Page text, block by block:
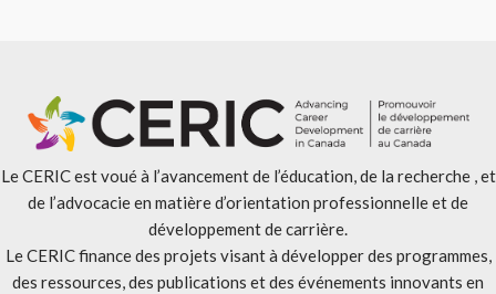
Le CERIC est voué à l’avancement de l’éducation, de la recherche , et
de l’advocacie en matière d’orientation professionnelle et de
développement de carrière.
Le CERIC finance des projets visant à développer des programmes,
des ressources, des publications et des événements innovants en